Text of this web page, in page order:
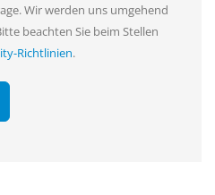
Wir werden uns umgehend
beachten Sie beim Stellen
Richtlinien.